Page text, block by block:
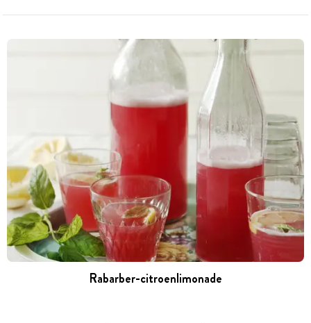
Rabarber-citroenlimonade